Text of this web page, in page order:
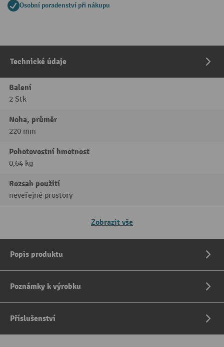
Osobní poradenství při nákupu
Technické údaje
Balení
2 Stk
Noha, průměr
220 mm
Pohotovostní hmotnost
0,64 kg
Rozsah použití
neveřejné prostory
Zobrazit vše
Popis produktu
Poznámky k výrobku
Příslušenství